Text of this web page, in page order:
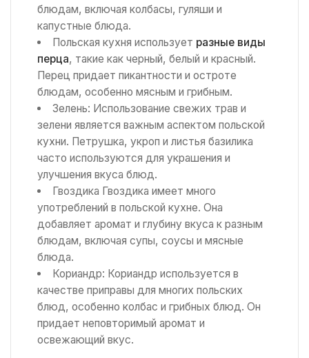
блюдам, включая колбасы, гуляши и
капустные блюда.
Польская кухня использует разные виды
перца, такие как черный, белый и красный.
Перец придает пикантности и остроте
блюдам, особенно мясным и грибным.
Зелень: Использование свежих трав и
зелени является важным аспектом польской
кухни. Петрушка, укроп и листья базилика
часто используются для украшения и
улучшения вкуса блюд.
Гвоздика Гвоздика имеет много
употреблений в польской кухне. Она
добавляет аромат и глубину вкуса к разным
блюдам, включая супы, соусы и мясные
блюда.
Кориандр: Кориандр используется в
качестве приправы для многих польских
блюд, особенно колбас и грибных блюд. Он
придает неповторимый аромат и
освежающий вкус.